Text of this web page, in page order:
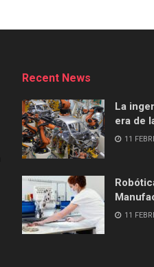
Recent News
La
era de
11
11